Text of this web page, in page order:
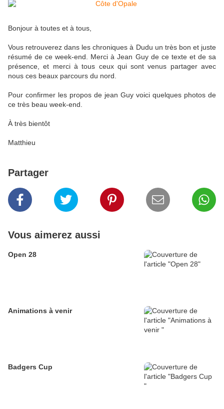
Bonjour à toutes et à tous,
Vous retrouverez dans les chroniques à Dudu un très bon et juste
résumé de ce week-end. Merci à Jean Guy de ce texte et de sa
présence, et merci à tous ceux qui sont venus partager avec
nous ces beaux parcours du nord.
Pour confirmer les propos de jean Guy voici quelques photos de
ce très beau week-end.
À très bientôt
Matthieu
Partager
Vous aimerez aussi
Open 28
Animations à venir
Badgers Cup